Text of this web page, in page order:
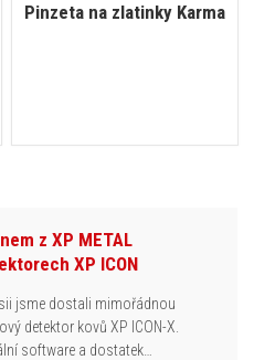
Pinzeta na zlatinky Karma
z XP METAL
XP ICON
jsme dostali mimořádnou
detektor kovů XP ICON-X.
software a dostatek…